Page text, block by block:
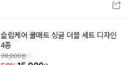
슬립케어 쿨매트 싱글 더블 세트 디자인
4종
39,000